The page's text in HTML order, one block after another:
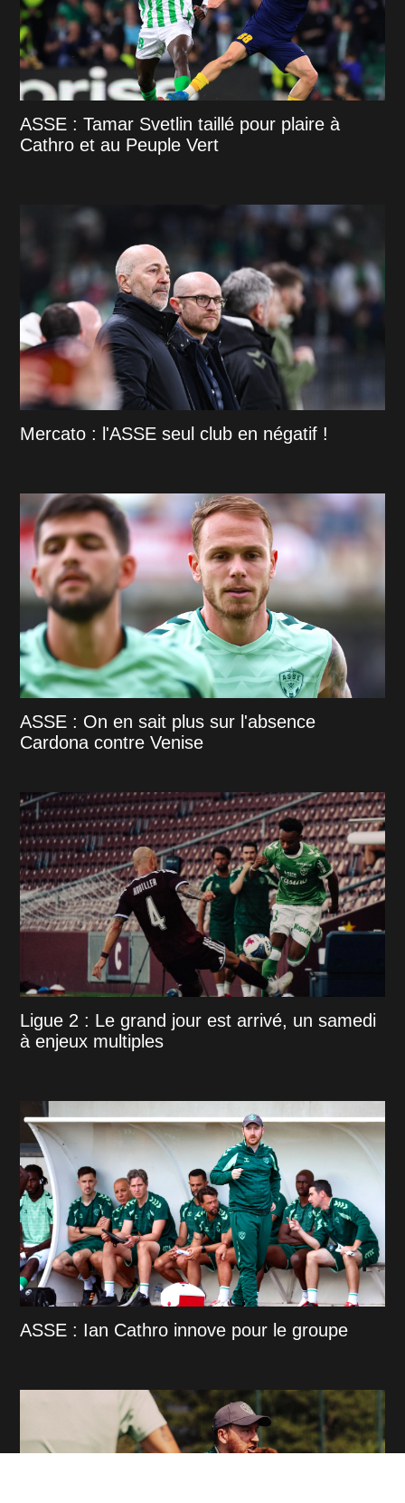
ASSE : Tamar Svetlin taillé pour plaire à
Cathro et au Peuple Vert
Mercato : l'ASSE seul club en négatif !
ASSE : On en sait plus sur l'absence
Cardona contre Venise
Ligue 2 : Le grand jour est arrivé, un samedi
à enjeux multiples
ASSE : Ian Cathro innove pour le groupe